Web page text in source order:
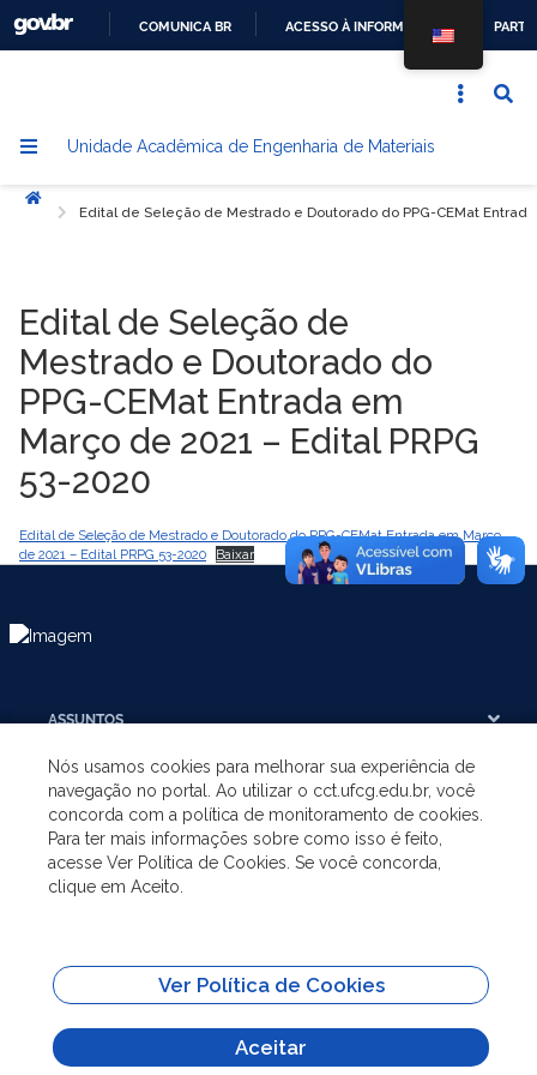
CONTEÚDO
COMUNICA BR ACESSO À INFORMAÇÃO
Unidade Acadêmica de Engenharia de Materiais
Início
Edital de Seleção de Mestrado e Doutorado do PPG-CEMat
Edital de Seleção de
Mestrado e Doutorado do
PPG-CEMat Entrada em
Março de 2021 – Edital PRPG
53-2020
Edital de Seleção de Mestrado e Doutorado do PPG-CEMat Entrada em Março
de 2021 – Edital PRPG 53-2020
Baixar
ASSUNTOS
A UNIDADE
GRADUAÇÃO
SITES IMPORTANTES
Todo o conteúdo deste site está publicado sob a licençaCreative Commons
Nós usamos cookies para melhorar sua experiência de
navegação no portal. Ao utilizar o cct.ufcg.edu.br, você
concorda com a política de monitoramento de cookies.
Para ter mais informações sobre como isso é feito,
acesse Ver Política de Cookies. Se você concorda,
clique em Aceito.
Ver Política de Cookies
Aceitar